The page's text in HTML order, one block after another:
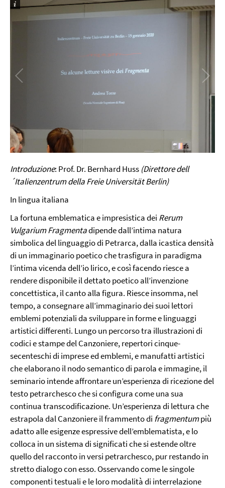
Video
Introduzione: Prof. Dr. Bernhard Huss (Direttore dell
´Italienzentrum della Freie Universität Berlin)
In lingua italiana
La fortuna emblematica e impresistica dei Rerum
Vulgarium Fragmentadipende dall’intima natura
simbolica del linguaggio di Petrarca, dalla icastica densità
di un immaginario poetico che trasfigura in paradigma
l’intima vicenda dell’io lirico, e così facendo riesce a
rendere disponibile il dettato poetico all’invenzione
concettistica, il canto alla figura. Riesce insomma, nel
tempo, a consegnare all’immaginario dei suoi lettori
emblemi potenziali da sviluppare in forme e linguaggi
artistici differenti. Lungo un percorso tra illustrazioni di
codici e stampe del Canzoniere, repertori cinque-
secenteschi di imprese ed emblemi, e manufatti artistici
che elaborano il nodo semantico di parola e immagine, il
seminario intende affrontare un’esperienza di ricezione del
testo petrarchesco che si configura come una sua
continua transcodificazione. Un’esperienza di lettura che
estrapola dal Canzoniere il frammento di fragmentumpiù
adatto alle esigenze espressive dell’emblematista, e lo
colloca in un sistema di significati che si estende oltre
quello del racconto in versi petrarchesco, pur restando in
stretto dialogo con esso. Osservando come le singole
componenti testuali e le loro modalità di interrelazione